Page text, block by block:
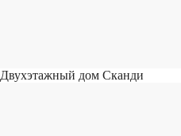
Двухэтажный дом Сканди